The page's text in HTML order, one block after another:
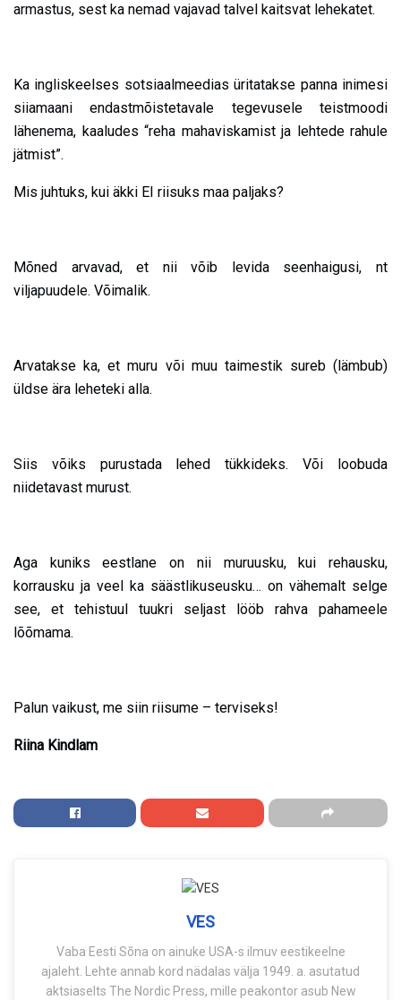
armastus, sest ka nemad vajavad talvel kaitsvat lehekatet.
Ka ingliskeelses sotsiaalmeedias üritatakse panna inimesi
siiamaani endastmõistetavale tegevusele teistmoodi
lähenema, kaaludes “reha mahaviskamist ja lehtede rahule
jätmist”.
Mis juhtuks, kui äkki EI riisuks maa paljaks?
Mõned arvavad, et nii võib levida seenhaigusi, nt
viljapuudele. Võimalik.
Arvatakse ka, et muru või muu taimestik sureb (lämbub)
üldse ära leheteki alla.
Siis võiks purustada lehed tükkideks. Või loobuda
niidetavast murust.
Aga kuniks eestlane on nii muruusku, kui rehausku,
korrausku ja veel ka säästlikuseusku… on vähemalt selge
see, et tehistuul tuukri seljast lööb rahva pahameele
lõõmama.
Palun vaikust, me siin riisume – terviseks!
Riina Kindlam
VES
Vaba Eesti Sõna on ainuke USA-s ilmuv eestikeelne
ajaleht. Lehte annab kord nädalas välja 1949. a. asutatud
aktsiaselts The Nordic Press, mille peakontor asub New